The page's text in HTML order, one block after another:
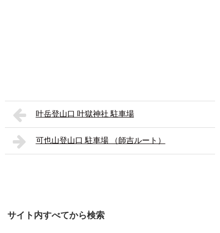
叶岳登山口 叶獄神社 駐車場
可也山登山口 駐車場 （師吉ルート）
サイト内すべてから検索